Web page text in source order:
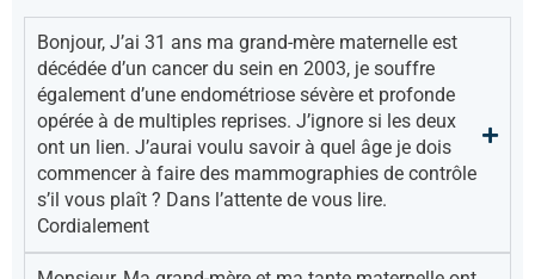
Bonjour, J’ai 31 ans ma grand-mère maternelle est
décédée d’un cancer du sein en 2003, je souffre
également d’une endométriose sévère et profonde
opérée à de multiples reprises. J’ignore si les deux
ont un lien. J’aurai voulu savoir à quel âge je dois
commencer à faire des mammographies de contrôle
s’il vous plaît ? Dans l’attente de vous lire.
Cordialement